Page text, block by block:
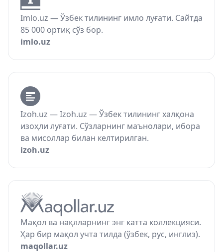
Imlo.uz — Ўзбек тилининг имло луғати. Сайтда
85 000 ортиқ сўз бор.
imlo.uz
Izoh.uz — Izoh.uz — Ўзбек тилининг халқона
изоҳли луғати. Сўзларнинг маънолари, ибора
ва мисоллар билан келтирилган.
izoh.uz
Мақол ва нақлларнинг энг катта коллекцияси.
Ҳар бир мақол учта тилда (ўзбек, рус, инглиз).
maqollar.uz